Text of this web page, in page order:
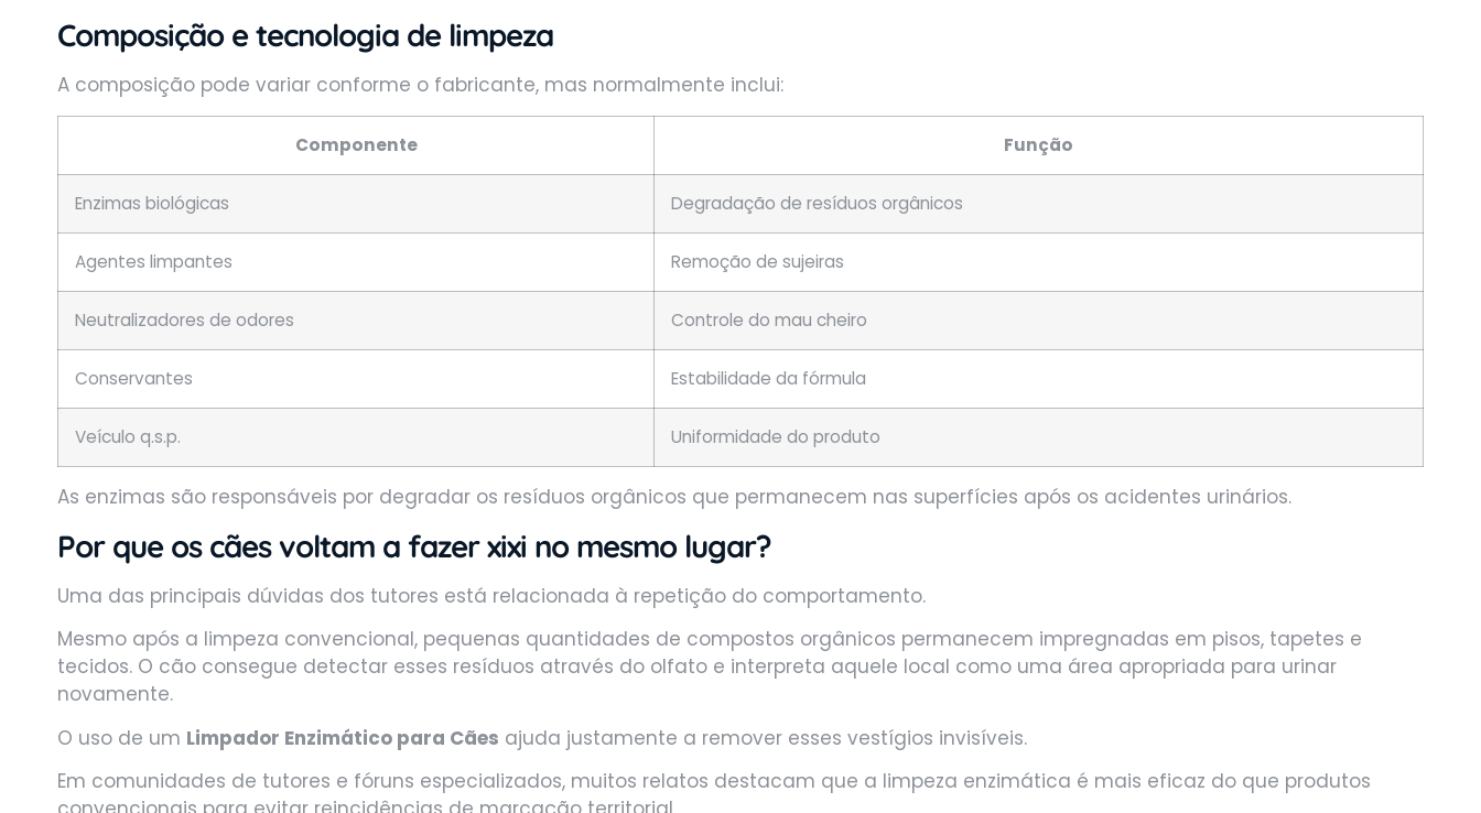
Composição e tecnologia de limpeza
A composição pode variar conforme o fabricante, mas normalmente inclui:
Componente Função
Enzimas biológicas Degradação de resíduos orgânicos
Agentes limpantes Remoção de sujeiras
Neutralizadores de odores Controle do mau cheiro
Conservantes Estabilidade da fórmula
Veículo q.s.p. Uniformidade do produto
As enzimas são responsáveis por degradar os resíduos orgânicos que permanecem nas superfícies após os acidentes urinários.
Por que os cães voltam a fazer xixi no mesmo lugar?
Uma das principais dúvidas dos tutores está relacionada à repetição do comportamento.
Mesmo após a limpeza convencional, pequenas quantidades de compostos orgânicos permanecem impregnadas em pisos, tapetes e
tecidos. O cão consegue detectar esses resíduos através do olfato e interpreta aquele local como uma área apropriada para urinar
novamente.
O uso de um Limpador Enzimático para Cães ajuda justamente a remover esses vestígios invisíveis.
Em comunidades de tutores e fóruns especializados, muitos relatos destacam que a limpeza enzimática é mais eficaz do que produtos